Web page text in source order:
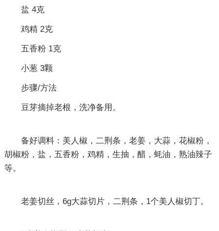
盐 4克
鸡精 2克
五香粉 1克
小葱 3颗
步骤/方法
豆芽摘掉老根，洗净备用。
备好调料：美人椒，二荆条，老姜，大蒜，花椒粉，
胡椒粉，盐，五香粉，鸡精，生抽，醋，蚝油，熟油辣子
等。
老姜切丝，6g大蒜切片，二荆条，1个美人椒切丁。